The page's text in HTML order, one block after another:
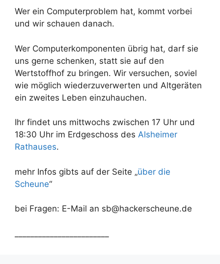
Wer ein Computerproblem hat, kommt vorbei
und wir schauen danach.
Wer Computerkomponenten übrig hat, darf sie
uns gerne schenken, statt sie auf den
Wertstoffhof zu bringen. Wir versuchen, soviel
wie möglich wiederzuverwerten und Altgeräten
ein zweites Leben einzuhauchen.
Ihr findet uns mittwochs zwischen 17 Uhr und
18:30 Uhr im Erdgeschoss des Alsheimer
Rathauses.
mehr Infos gibts auf der Seite „über die
Scheune“
bei Fragen: E-Mail an sb@hackerscheune.de